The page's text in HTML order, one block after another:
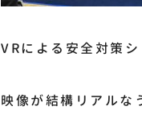
VRによる安全対策
映像が結構リアルな